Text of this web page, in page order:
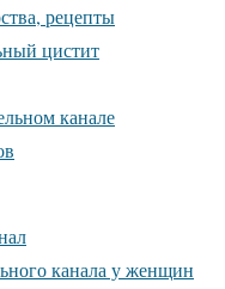
рецепты
цистит
канале
канала у женщин